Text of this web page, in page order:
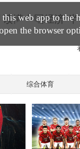
综合体育